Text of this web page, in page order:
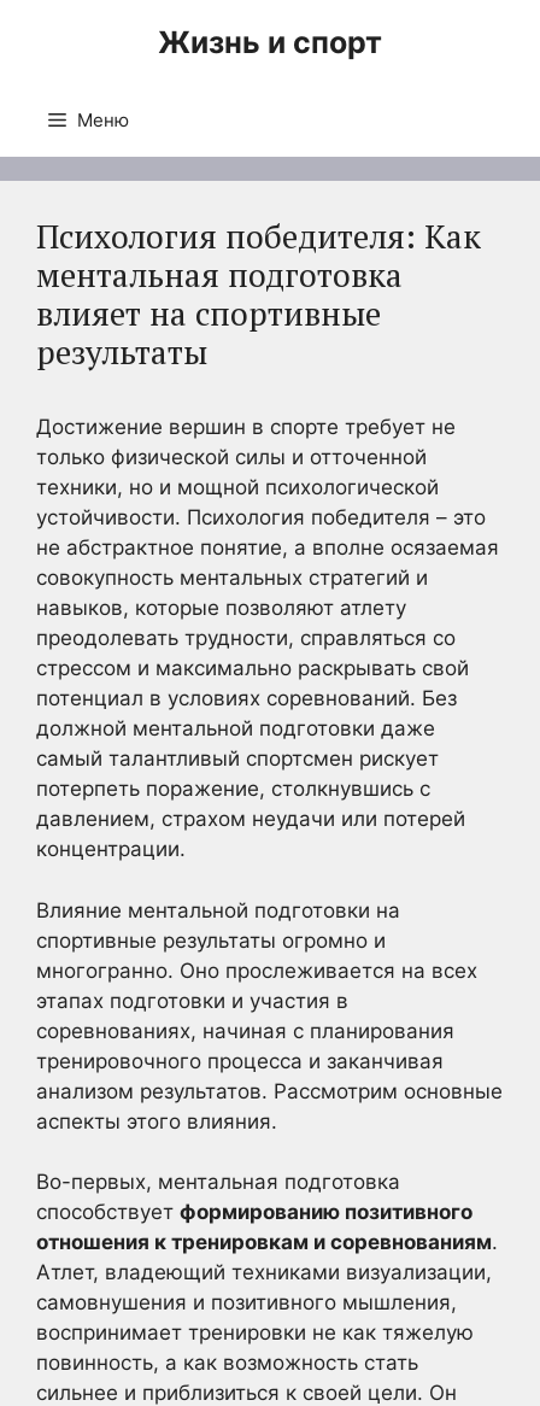
Жизнь и спорт
Меню
Психология победителя: Как
ментальная подготовка
влияет на спортивные
результаты
Достижение вершин в спорте требует не
только физической силы и отточенной
техники, но и мощной психологической
устойчивости. Психология победителя – это
не абстрактное понятие, а вполне осязаемая
совокупность ментальных стратегий и
навыков, которые позволяют атлету
преодолевать трудности, справляться со
стрессом и максимально раскрывать свой
потенциал в условиях соревнований. Без
должной ментальной подготовки даже
самый талантливый спортсмен рискует
потерпеть поражение, столкнувшись с
давлением, страхом неудачи или потерей
концентрации.
Влияние ментальной подготовки на
спортивные результаты огромно и
многогранно. Оно прослеживается на всех
этапах подготовки и участия в
соревнованиях, начиная с планирования
тренировочного процесса и заканчивая
анализом результатов. Рассмотрим основные
аспекты этого влияния.
Во-первых, ментальная подготовка
способствует формированию позитивного
отношения к тренировкам и соревнованиям.
Атлет, владеющий техниками визуализации,
самовнушения и позитивного мышления,
воспринимает тренировки не как тяжелую
повинность, а как возможность стать
сильнее и приблизиться к своей цели. Он